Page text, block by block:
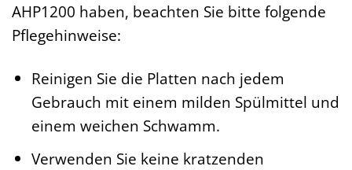
AHP1200 haben, beachten Sie bitte folgende
Pflegehinweise:
Reinigen Sie die Platten nach jedem
Gebrauch mit einem milden Spülmittel und
einem weichen Schwamm.
Verwenden Sie keine kratzenden